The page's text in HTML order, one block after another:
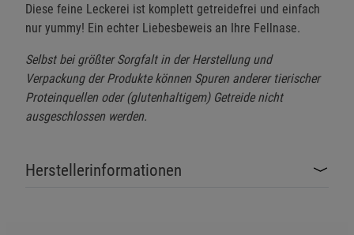
Diese feine Leckerei ist komplett getreidefrei und einfach
nur yummy! Ein echter Liebesbeweis an Ihre Fellnase.
Selbst bei größter Sorgfalt in der Herstellung und
Verpackung der Produkte können Spuren anderer tierischer
Proteinquellen oder (glutenhaltigem) Getreide nicht
ausgeschlossen werden.
Herstellerinformationen